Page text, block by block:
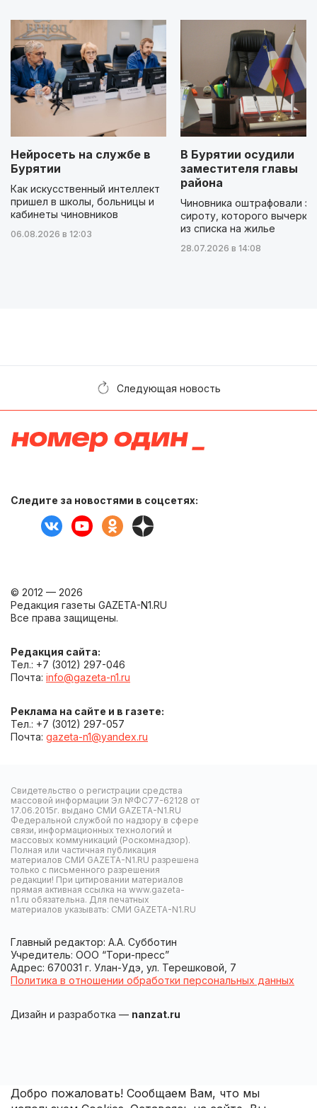
Нейросеть на службе в
Бурятии
Как искусственный интеллект
пришел в школы, больницы и
кабинеты чиновников
06.08.2026 в 12:03
В Бурятии осудили
заместителя главы
района
Чиновника оштрафовали за
сироту, которого
из списка на жилье
28.07.2026 в 14:08
Следующая новость
Следите за новостями в соцсетях:
© 2012 — 2026
Редакция газеты GAZETA-N1.RU
Все права защищены.
Редакция сайта:
Тел.: +7 (3012) 297-046
Почта: info@gazeta-n1.ru
Реклама на сайте и в газете:
Тел.: +7 (3012) 297-057
Почта: gazeta-n1@yandex.ru
Свидетельство о регистрации средства
массовой информации Эл №ФС77-62128 от
17.06.2015г. выдано СМИ GAZETA-N1.RU
Федеральной службой по надзору в сфере
связи, информационных технологий и
массовых коммуникаций (Роскомнадзор).
Полная или частичная публикация
материалов СМИ GAZETA-N1.RU разрешена
только с письменного разрешения
редакции! При цитировании материалов
прямая активная ссылка на www.gazeta-
n1.ru обязательна. Для печатных
материалов указывать: СМИ GAZETA-N1.RU
Главный редактор: А.А. Субботин
Учредитель: ООО “Тори-пресс”
Адрес: 670031 г. Улан-Удэ, ул. Терешковой, 7
Политика в отношении обработки персональных данных
Дизайн и разработка — nanzat.ru
Добро пожаловать! Сообщаем Вам, что мы